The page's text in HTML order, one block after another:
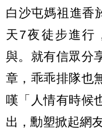
白沙屯媽祖進香
天7夜徒步進行
與。就有信眾分
章，乖乖排隊也
嘆「人情有時候
出，勳塑掀起網